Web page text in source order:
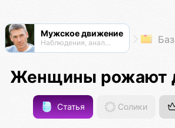
Мужское движение
Наблюдения, анализ, обсуждения
Женщины рожают
Статья Солики